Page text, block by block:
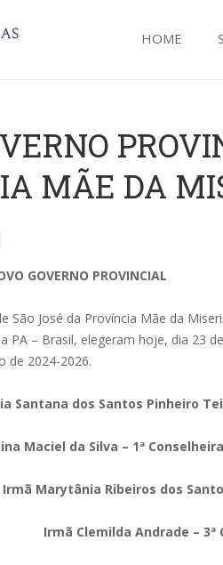
HOME
MÃE DA
GOVERNO PROVINCIAL
São José da Província Mãe da
PA – Brasil, elegeram hoje, dia 23
de 2024-2026.
Santana dos Santos Pinheiro
Maciel da Silva – 1ª
Irmã Marytânia Ribeiros dos
Irmã Clemilda Andrade – 3ª